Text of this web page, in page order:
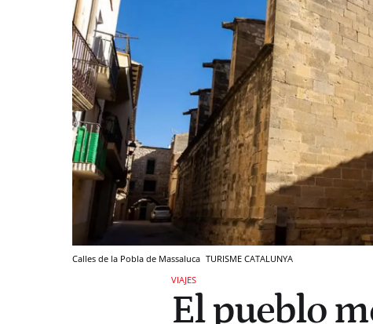
Calles de la Pobla de Massaluca TURISME CATALUNYA
VIAJES
El pueblo